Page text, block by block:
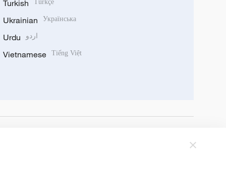
Turkish Türkçe
Ukrainian Українська
Urdu اردو
Vietnamese Tiếng Việt